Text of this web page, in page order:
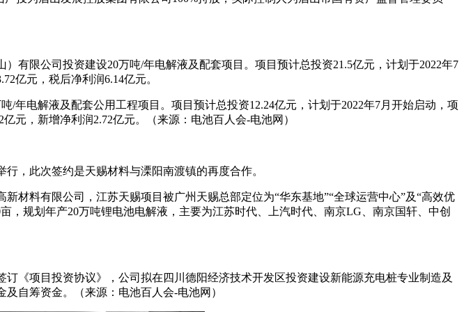
有限公司投资建设20万吨/年电解液及配套项目。项目预计总投资21.5亿元，计划于2022年7
亿元，税后净利润6.14亿元。
年电解液及配套公用工程项目。项目预计总投资12.24亿元，计划于2022年7月开始启动，项
元，新增净利润2.72亿元。（来源：电池百人会-电池网）
，此次签约是天赐材料与溧阳南渡镇的再度合作。
材料有限公司，江苏天赐项目被广州天赐总部定位为“华东基地”“全球运营中心”及“高效优
，规划年产20万吨锂电池电解液，主要为江苏时代、上汽时代、南京LG、南京国轩、中创
《项目投资协议》，公司拟在四川德阳经济技术开发区投资建设新能源充电桩专业制造及
自筹资金。（来源：电池百人会-电池网）